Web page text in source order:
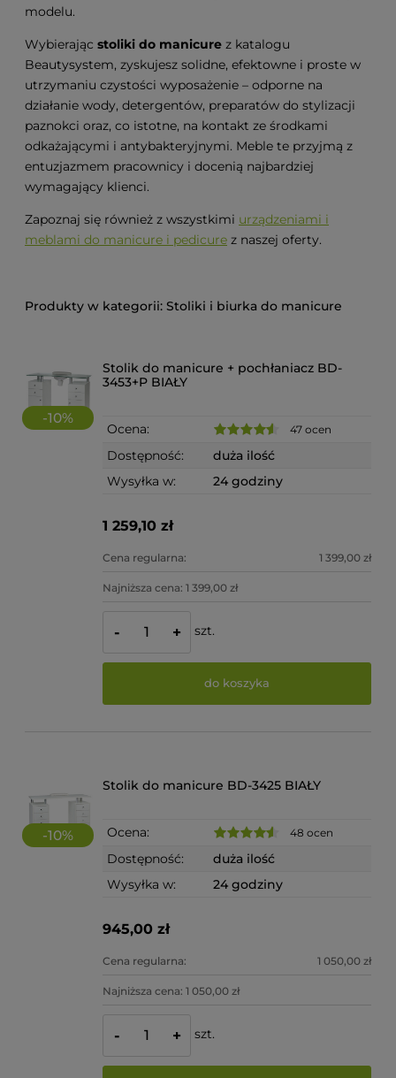
modelu.
Wybierając stoliki do manicure z katalogu
Beautysystem, zyskujesz solidne, efektowne i proste w
utrzymaniu czystości wyposażenie – odporne na
działanie wody, detergentów, preparatów do stylizacji
paznokci oraz, co istotne, na kontakt ze środkami
odkażającymi i antybakteryjnymi. Meble te przyjmą z
entuzjazmem pracownicy i docenią najbardziej
wymagający klienci.
Zapoznaj się również z wszystkimi urządzeniami i
meblami do manicure i pedicure z naszej oferty.
Stoliki i biurka do manicure
-10%
Stolik do manicure + pochłaniacz BD-
3453+P BIAŁY
Ocena: 47 ocen
Dostępność:
duża ilość
Wysyłka w:
24 godziny
1 259,10 zł
Cena regularna: 1 399,00 zł
Najniższa cena:1 399,00 zł
- + szt.
do koszyka
-10%
Stolik do manicure BD-3425 BIAŁY
Ocena: 48 ocen
Dostępność:
duża ilość
Wysyłka w:
24 godziny
945,00 zł
Cena regularna: 1 050,00 zł
Najniższa cena:1 050,00 zł
- + szt.